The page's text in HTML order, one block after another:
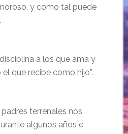
y como tal puede
a los que ama y
que recibe como hijo”.
terrenales nos
algunos años e